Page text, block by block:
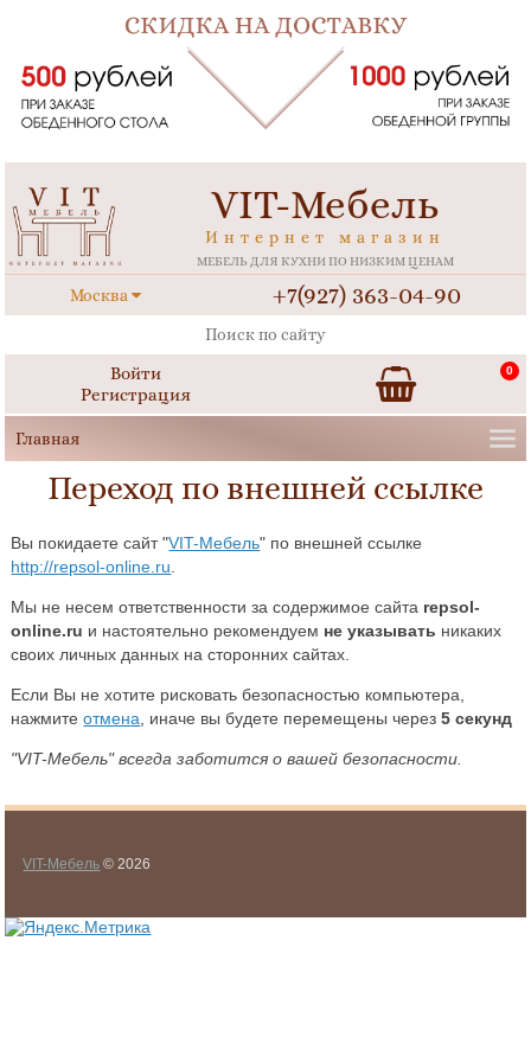
VIT-Мебель
Интернет магазин
МЕБЕЛЬ ДЛЯ КУХНИ ПО НИЗКИМ ЦЕНАМ
Москва +7(927) 363-04-90
Войти
Регистрация
0
Переход по внешней ссылке
Вы покидаете сайт "VIT-Мебель" по внешней ссылке
http://repsol-online.ru
Мы не несем ответственности за содержимое сайта repsol-
online.ru и настоятельно рекомендуем не указывать никаких
своих личных данных на сторонних сайтах.
Если Вы не хотите рисковать безопасностью компьютера,
нажмитеотмена , иначе вы будете перемещены через5 секунд
"VIT-Мебель" всегда заботится о вашей безопасности.
VIT-Мебель © 2026